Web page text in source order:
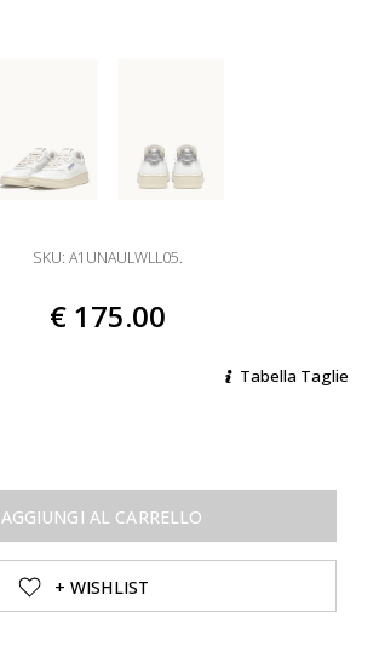
SKU: A1UNAULWLL05.
€ 175.00
Tabella Taglie
AGGIUNGI AL CARRELLO
+ WISHLIST